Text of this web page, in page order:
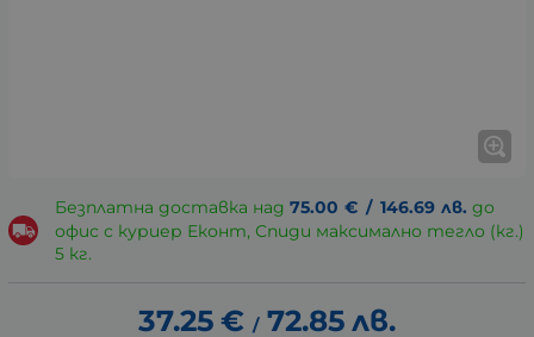
Безплатна доставка над 75.00 € / 146.69 лв. до
офис с куриер Еконт, Спиди максимално тегло (кг.)
5 кг.
37.25 € / 72.85 лв.